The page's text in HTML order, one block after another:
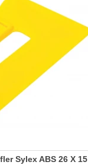
Sylex ABS 26 X 15